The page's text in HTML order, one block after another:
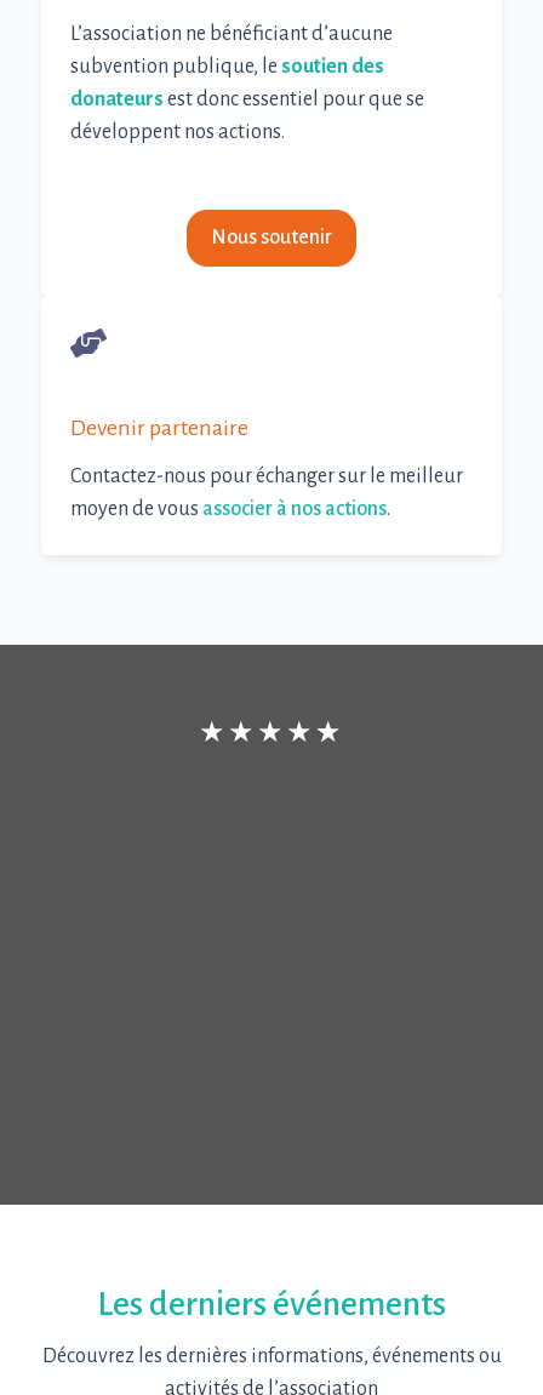
L’association ne bénéficiant d’aucune
subvention publique, le soutien des
donateurs est donc essentiel pour que se
développent nos actions.
Nous soutenir
Devenir partenaire
Contactez-nous pour échanger sur le meilleur
moyen de vous associer à nos actions.
★ ★ ★ ★ ★
Les derniers événements
Découvrez les dernières informations, événements ou
activités de l’association